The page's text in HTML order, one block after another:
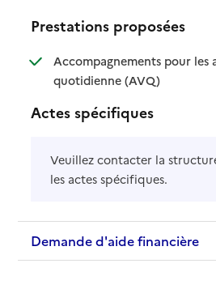
Prestations proposées
Accompagnements pour les
quotidienne (AVQ): disponible
: non
Actes spécifiques
Veuillez contacter la
les actes spécifiques.
Demande d'aide financière